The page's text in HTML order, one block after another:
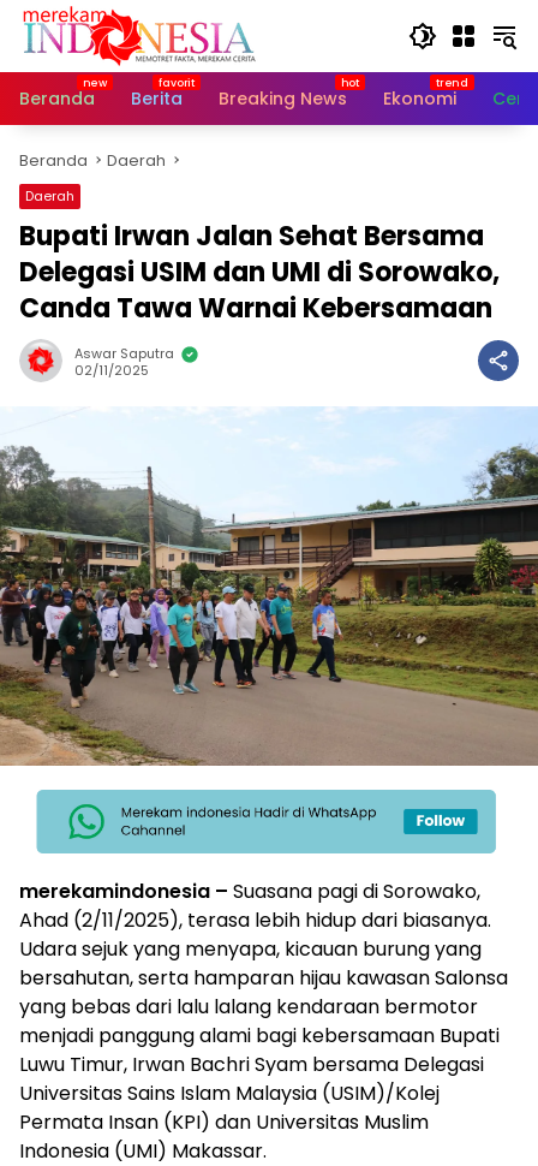
Langsung
Beranda
Berita Breaking News Ekonomi
Beranda Daerah
Daerah
Bupati Irwan Jalan Sehat Bersama
Delegasi USIM dan UMI di Sorowako,
Canda Tawa Warnai Kebersamaan
Aswar Saputra
02/11/2025
merekamindonesia – Suasana pagi di Sorowako,
Ahad (2/11/2025), terasa lebih hidup dari biasanya.
Udara sejuk yang menyapa, kicauan burung yang
bersahutan, serta hamparan hijau kawasan Salonsa
yang bebas dari lalu lalang kendaraan bermotor
menjadi panggung alami bagi kebersamaan Bupati
Luwu Timur, Irwan Bachri Syam bersama Delegasi
Universitas Sains Islam Malaysia (USIM)/Kolej
Permata Insan (KPI) dan Universitas Muslim
Indonesia (UMI) Makassar.